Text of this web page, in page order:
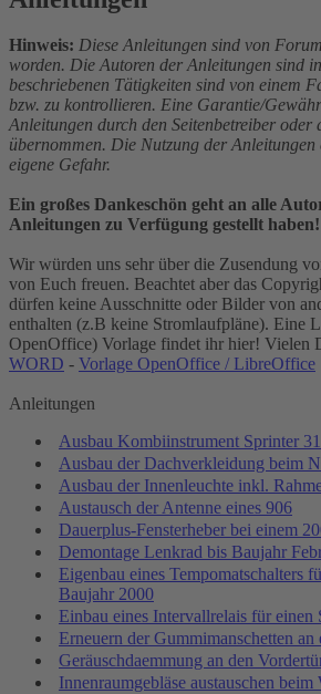
Hinweis: Diese Anleitungen sind von
worden. Die Autoren der Anleitungen sind
beschriebenen Tätigkeiten sind von einem
bzw. zu kontrollieren. Eine Garantie/
Anleitungen durch den Seitenbetreiber oder
übernommen. Die Nutzung der
eigene Gefahr.
Ein großes Dankeschön geht an alle
Anleitungen zu Verfügung gestellt haben!
Wir würden uns sehr über die Zusendung
von Euch freuen. Beachtet aber das
dürfen keine Ausschnitte oder Bilder von
enthalten (z.B keine Stromlaufpläne). Eine
OpenOffice) Vorlage findet ihr hier! Vielen
WORD - Vorlage OpenOffice / LibreOffice
Anleitungen
Ausbau Kombiinstrument Sprinter
Ausbau der Dachverkleidung beim
Ausbau der Innenleuchte inkl.
Austausch der Antenne eines 906
Dauerplus-Fensterheber bei einem
Demontage Lenkrad bis Baujahr
Eigenbau eines Tempomatschalters
Baujahr 2000
Einbau eines Intervallrelais für einen
Erneuern der Gummimanschetten
Geräuschdaemmung an den
Innenraumgebläse austauschen beim